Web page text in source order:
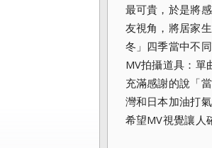
最可貴，於是將
友視角，將居家
冬」 四季當中不
MV拍攝道具： 單
充滿感謝的說「
灣和日本加油打
希望MV視覺讓人